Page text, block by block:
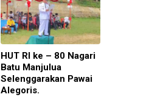
HUT RI ke – 80 Nagari
Batu Manjulua
Selenggarakan Pawai
Alegoris.